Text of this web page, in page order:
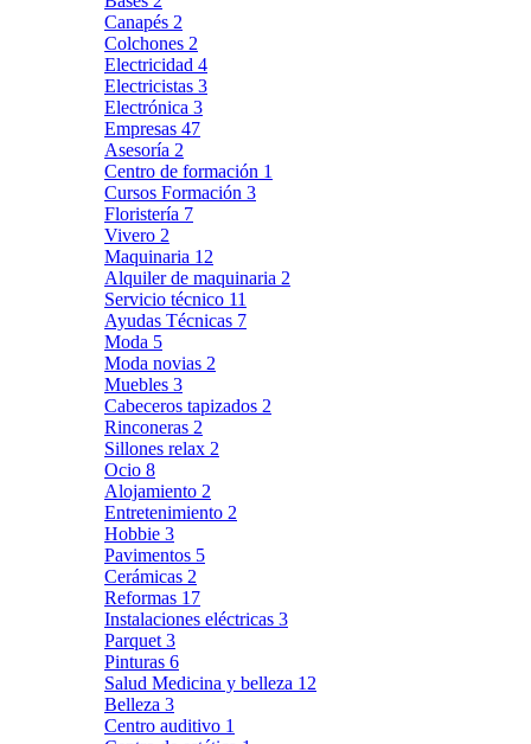
Canapés 2
Colchones 2
Electricidad 4
Electricistas 3
Electrónica 3
Empresas 47
Asesoría 2
Centro de formación 1
Cursos Formación 3
Floristería 7
Vivero 2
Maquinaria 12
Alquiler de maquinaria 2
Servicio técnico 11
Ayudas Técnicas 7
Moda 5
Moda novias 2
Muebles 3
Cabeceros tapizados 2
Rinconeras 2
Sillones relax 2
Ocio 8
Alojamiento 2
Entretenimiento 2
Hobbie 3
Pavimentos 5
Cerámicas 2
Reformas 17
Instalaciones eléctricas 3
Parquet 3
Pinturas 6
Salud Medicina y belleza 12
Belleza 3
Centro auditivo 1